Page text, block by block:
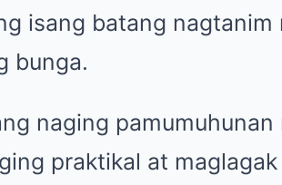
isang batang nagtanim
bunga.
naging pamumuhunan
praktikal at